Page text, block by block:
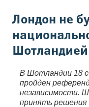
Вы здесь
Лондон не
Шотландией
В Шотландии 18
пройден
независимости.
принять решения